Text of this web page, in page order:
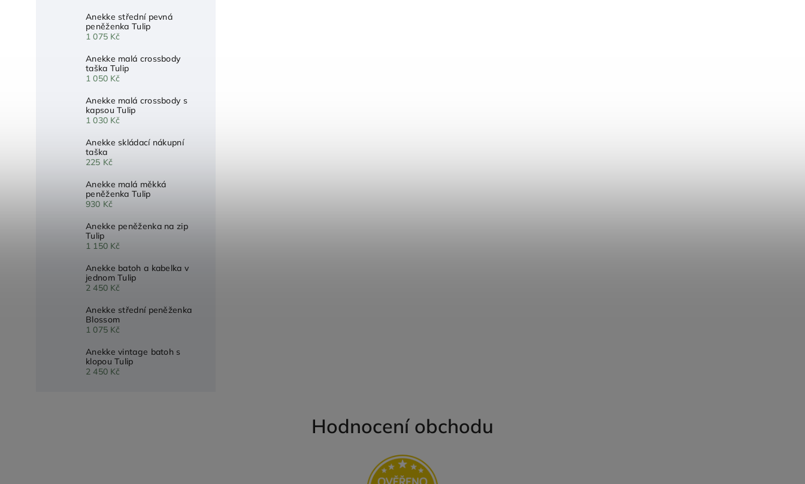
Anekke střední pevná
peněženka Tulip
1 075 Kč
Anekke malá crossbody
taška Tulip
1 050 Kč
Anekke malá crossbody s
kapsou Tulip
1 030 Kč
Anekke skládací nákupní
taška
225 Kč
Anekke malá měkká
peněženka Tulip
930 Kč
Anekke peněženka na zip
Tulip
1 150 Kč
Anekke batoh a kabelka v
jednom Tulip
2 450 Kč
Anekke střední peněženka
Blossom
1 075 Kč
Anekke vintage batoh s
klopou Tulip
2 450 Kč
Hodnocení obchodu